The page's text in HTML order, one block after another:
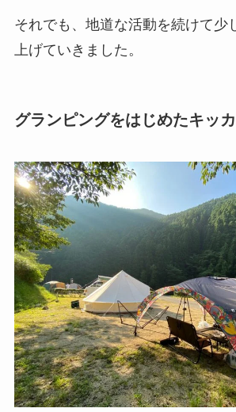
それでも、地道な活動を続けて少
上げていきました。
グランピングをはじめたキッ